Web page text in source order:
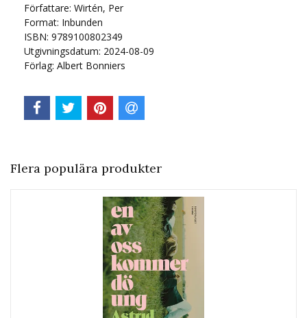
Författare: Wirtén, Per
Format: Inbunden
ISBN: 9789100802349
Utgivningsdatum: 2024-08-09
Förlag: Albert Bonniers
Flera populära produkter